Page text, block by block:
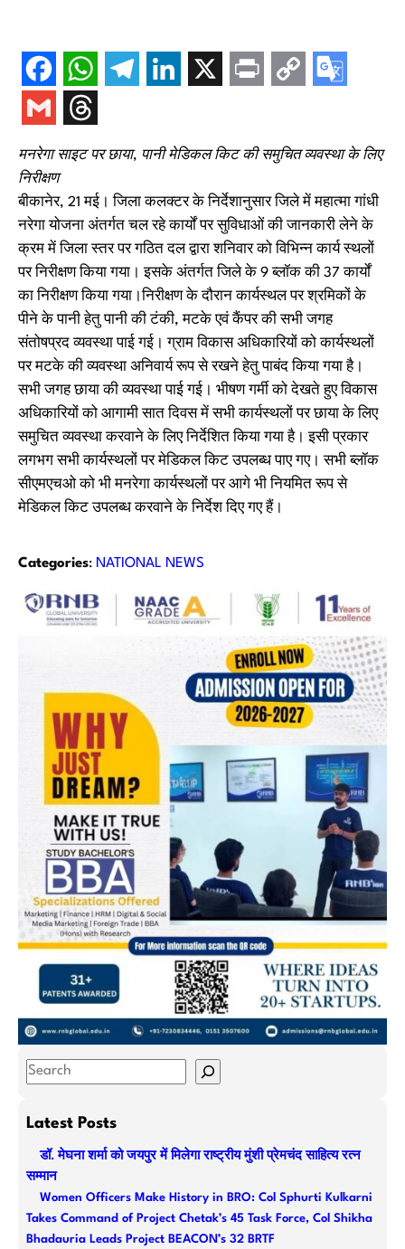
मनरेगा साइट पर छाया, पानी मेडिकल किट की समुचित व्यवस्था के लिए
निरीक्षण
बीकानेर, 21 मई। जिला कलक्टर के निर्देशानुसार जिले में महात्मा गांधी
नरेगा योजना अंतर्गत चल रहे कार्यों पर सुविधाओं की जानकारी लेने के
क्रम में जिला स्तर पर गठित दल द्वारा शनिवार को विभिन्न कार्य स्थलों
पर निरीक्षण किया गया। इसके अंतर्गत जिले के 9 ब्लॉक की 37 कार्यों
का निरीक्षण किया गया।निरीक्षण के दौरान कार्यस्थल पर श्रमिकों के
पीने के पानी हेतु पानी की टंकी, मटके एवं कैंपर की सभी जगह
संतोषप्रद व्यवस्था पाई गई। ग्राम विकास अधिकारियों को कार्यस्थलों
पर मटके की व्यवस्था अनिवार्य रूप से रखने हेतु पाबंद किया गया है।
सभी जगह छाया की व्यवस्था पाई गई। भीषण गर्मी को देखते हुए विकास
अधिकारियों को आगामी सात दिवस में सभी कार्यस्थलों पर छाया के लिए
समुचित व्यवस्था करवाने के लिए निर्देशित किया गया है। इसी प्रकार
लगभग सभी कार्यस्थलों पर मेडिकल किट उपलब्ध पाए गए। सभी ब्लॉक
सीएमएचओ को भी मनरेगा कार्यस्थलों पर आगे भी नियमित रूप से
मेडिकल किट उपलब्ध करवाने के निर्देश दिए गए हैं।
Categories: NATIONAL NEWS
S
aLatest Posts
डॉ. मेघना शर्मा को जयपुर में मिलेगा राष्ट्रीय मुंशी प्रेमचंद साहित्य रत्न
सम्मान
Women Officers Make History in BRO: Col Sphurti Kulkarni
Takes Command of Project Chetak’s 45 Task Force, Col Shikha
Bhadauria Leads Project BEACON’s 32 BRTF